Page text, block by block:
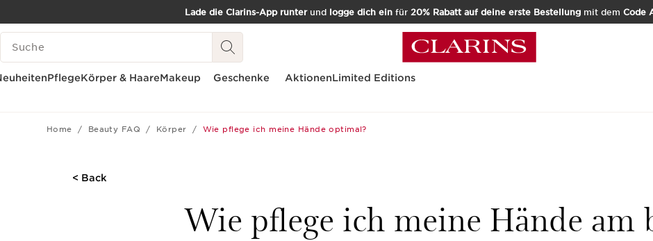
WEITER ZUM INHALT
Lade die Clarins-App runterund logge dich einfür 20% Rabatt auf deine erste Bestellungmit dem Code
SUCH-HISTORIE
PflegeKörper & HaareMakeup Geschenke AktionenLimited Editions
Home Beauty FAQ Körper Wie pflege ich meine Hände optimal?
< Back
Wie pflege ich meine Hände am